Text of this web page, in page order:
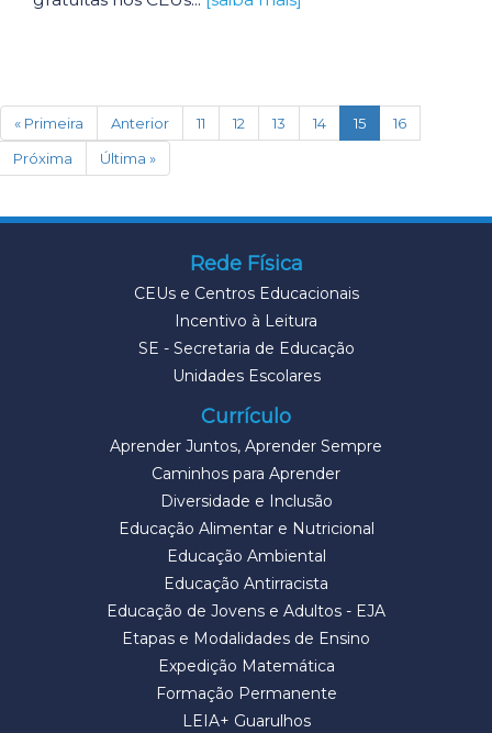
« Primeira Anterior 11 12 13 14 15(current)
16
Próxima
Última »
Rede Física
CEUs e Centros Educacionais
Incentivo à Leitura
SE - Secretaria de Educação
Unidades Escolares
Currículo
Aprender Juntos, Aprender Sempre
Caminhos para Aprender
Diversidade e Inclusão
Educação Alimentar e Nutricional
Educação Ambiental
Educação Antirracista
Educação de Jovens e Adultos - EJA
Etapas e Modalidades de Ensino
Expedição Matemática
Formação Permanente
LEIA+ Guarulhos